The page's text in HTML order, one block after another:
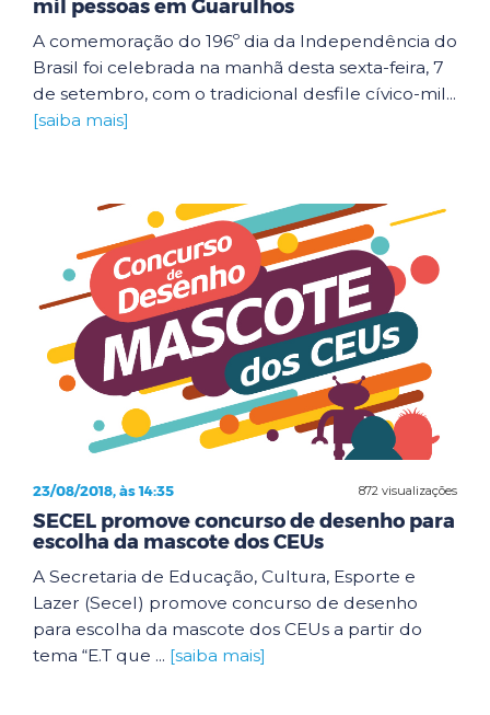
mil pessoas em Guarulhos
A comemoração do 196º dia da Independência do
Brasil foi celebrada na manhã desta sexta-feira, 7
de setembro, com o tradicional desfile cívico-mil...
[saiba mais]
872 visualizações
23/08/2018, às 14:35
SECEL promove concurso de desenho para
escolha da mascote dos CEUs
A Secretaria de Educação, Cultura, Esporte e
Lazer (Secel) promove concurso de desenho
para escolha da mascote dos CEUs a partir do
tema “E.T que ... [saiba mais]